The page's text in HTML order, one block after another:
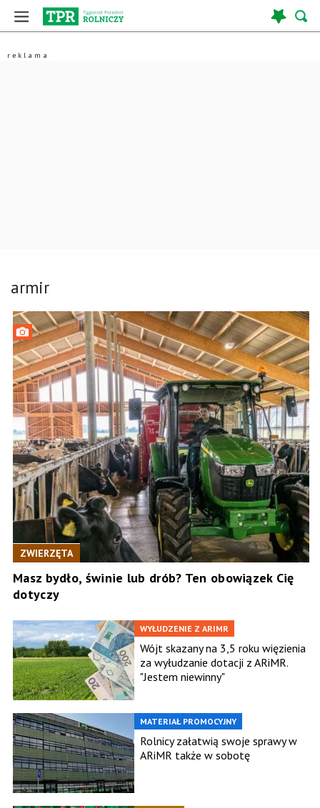
armir
ZWIERZĘTA
Masz bydło, świnie lub drób? Ten obowiązek Cię
dotyczy
WYŁUDZENIE Z ARIMR
Wójt skazany na 3,5 roku więzienia
za wyłudzanie dotacji z ARiMR.
"Jestem niewinny"
MATERIAŁ PROMOCYJNY
Rolnicy załatwią swoje sprawy w
ARiMR także w sobotę